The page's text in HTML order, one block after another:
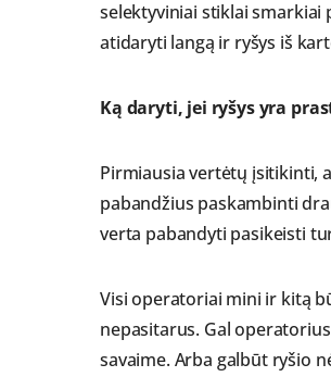
selektyviniai stiklai smarkiai
atidaryti langą ir ryšys iš
Ką daryti, jei ryšys yra
Pirmiausia vertėtų įsitikinti,
pabandžius paskambinti
verta pabandyti pasikeisti
Visi operatoriai mini ir kitą
nepasitarus. Gal
savaime. Arba galbūt ryšio